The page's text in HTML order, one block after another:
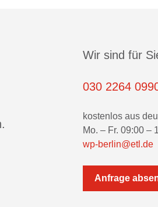
Wir sind für
030 2264
kostenlos aus
Mo. – Fr. 09:00 –
wp-berlin@etl.de
Anfrage